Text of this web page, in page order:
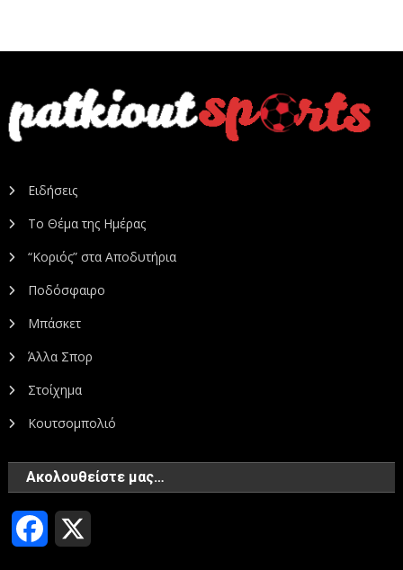
Ειδήσεις
Το Θέμα της Ημέρας
“Κοριός” στα Αποδυτήρια
Ποδόσφαιρο
Μπάσκετ
Άλλα Σπορ
Στοίχημα
Κουτσομπολιό
Ακολουθείστε μας…
Facebook